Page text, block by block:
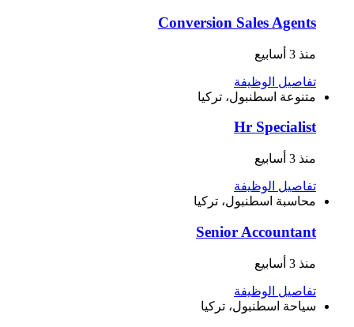
Conversion Sales Agents
منذ 3 أسابيع
تفاصيل الوظيفة
متنوعة اسطنبول، تركيا
Hr Specialist
منذ 3 أسابيع
تفاصيل الوظيفة
محاسبة اسطنبول، تركيا
Senior Accountant
منذ 3 أسابيع
تفاصيل الوظيفة
سياحة اسطنبول، تركيا